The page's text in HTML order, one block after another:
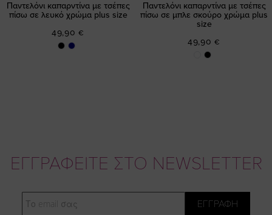
Παντελόνι καπαρντίνα με τσέπες
πίσω σε λευκό χρώμα plus size
49,90 €
Παντελόνι καπαρντίνα με τσέπες
πίσω σε μπλε σκούρο χρώμα plus
size
49,90 €
ΕΓΓΡΑΦΕΙΤΕ ΣΤΟ NEWSLETTER
Email
ΕΓΓΡΑΦΗ